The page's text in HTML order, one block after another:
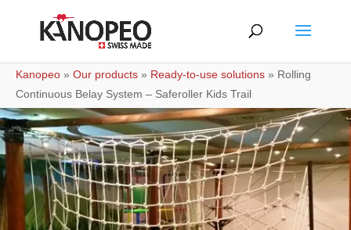
Kanopeo » Our products » Ready-to-use solutions » Rolling
Continuous Belay System – Saferoller Kids Trail